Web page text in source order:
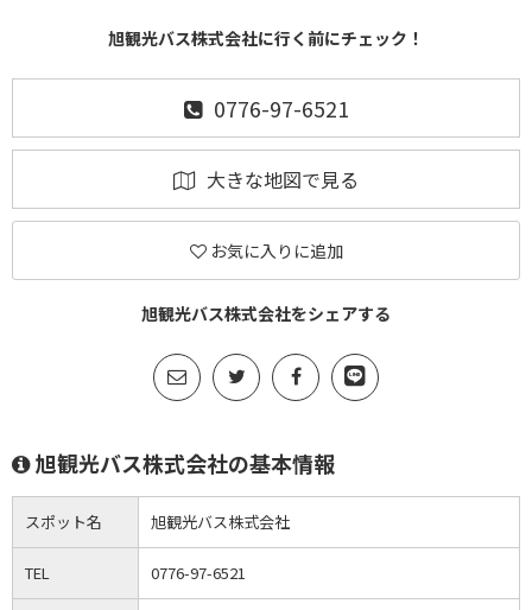
旭観光バス株式会社に行く前にチェック！
0776-97-6521
大きな地図で見る
お気に入りに追加
旭観光バス株式会社をシェアする
旭観光バス株式会社の基本情報
スポット名 旭観光バス株式会社
TEL 0776-97-6521